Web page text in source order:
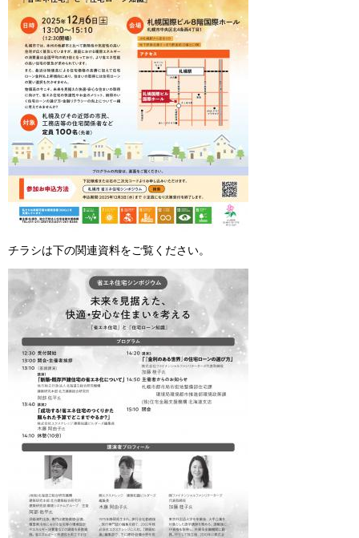
チラシは下の関連資料をご覧ください。